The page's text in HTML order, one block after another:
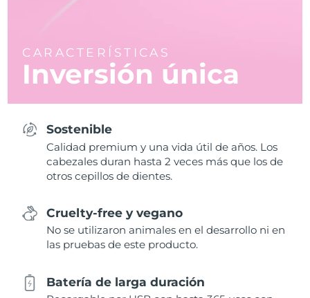
CARACTERÍSTICAS
Inversión única
Sostenible
Calidad premium y una vida útil de años. Los
cabezales duran hasta 2 veces más que los de
otros cepillos de dientes.
Cruelty-free y vegano
No se utilizaron animales en el desarrollo ni en
las pruebas de este producto.
Batería de larga duración